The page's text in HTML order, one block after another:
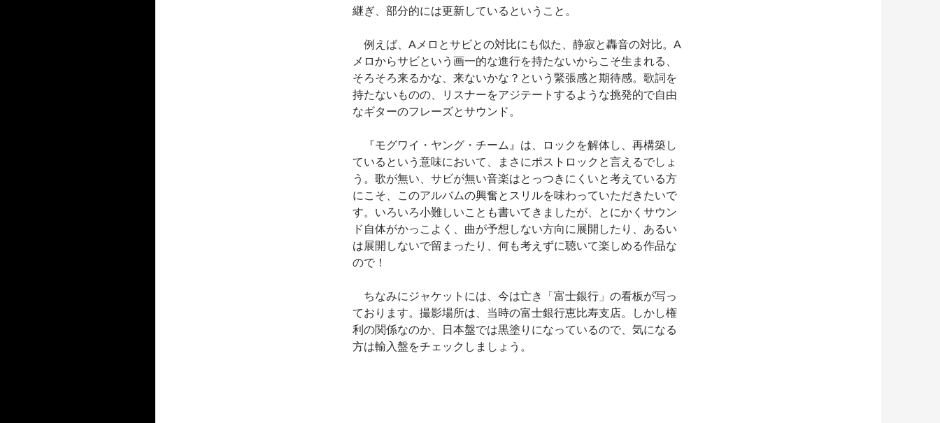
継ぎ、部分的には更新しているということ。
例えば、Aメロとサビとの対比にも似た、静寂と轟音の対比。A
メロからサビという画一的な進行を持たないからこそ生まれる、
そろそろ来るかな、来ないかな？という緊張感と期待感。歌詞を
持たないものの、リスナーをアジテートするような挑発的で自由
なギターのフレーズとサウンド。
『モグワイ・ヤング・チーム』は、ロックを解体し、再構築し
ているという意味において、まさにポストロックと言えるでしょ
う。歌が無い、サビが無い音楽はとっつきにくいと考えている方
にこそ、このアルバムの興奮とスリルを味わっていただきたいで
す。いろいろ小難しいことも書いてきましたが、とにかくサウン
ド自体がかっこよく、曲が予想しない方向に展開したり、あるい
は展開しないで留まったり、何も考えずに聴いて楽しめる作品な
ので！
ちなみにジャケットには、今は亡き「富士銀行」の看板が写っ
ております。撮影場所は、当時の富士銀行恵比寿支店。しかし権
利の関係なのか、日本盤では黒塗りになっているので、気になる
方は輸入盤をチェックしましょう。